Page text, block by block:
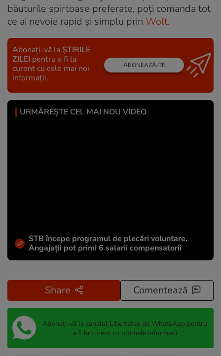
băuturile spirtoase preferate, poți comanda tot
ce ai nevoie rapid și simplu prin Wolt.
Abonați-vă la ȘTIRILE
ZILEI pentru a fi la
curent cu cele mai noi
informații.
ABONEAZĂ-TE
URMĂREȘTE CEL MAI NOU VIDEO
STB începe programul de plecări voluntare.
Angajații pot primi 6 salarii compensatorii
Share Comentează
Abonați-vă la canalul Libertatea de WhatsApp pentru
a fi la curent cu ultimele informații